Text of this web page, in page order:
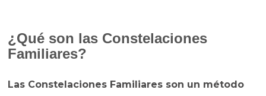
¿Qué son las Constelaciones
Familiares?
Las Constelaciones Familiares son un método